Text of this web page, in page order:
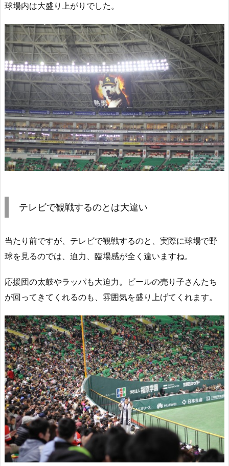
球場内は大盛り上がりでした。
テレビで観戦するのとは大違い
当たり前ですが、テレビで観戦するのと、実際に球場で野
球を見るのでは、迫力、臨場感が全く違いますね。
応援団の太鼓やラッパも大迫力。ビールの売り子さんたち
が回ってきてくれるのも、雰囲気を盛り上げてくれます。